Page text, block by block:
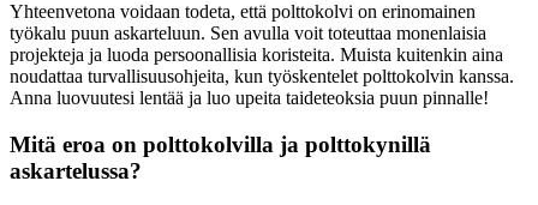
Yhteenvetona voidaan todeta, että polttokolvi on erinomainen
työkalu puun askarteluun. Sen avulla voit toteuttaa monenlaisia
projekteja ja luoda persoonallisia koristeita. Muista kuitenkin aina
noudattaa turvallisuusohjeita, kun työskentelet polttokolvin kanssa.
Anna luovuutesi lentää ja luo upeita taideteoksia puun pinnalle!
Mitä eroa on polttokolvilla ja polttokynillä
askartelussa?